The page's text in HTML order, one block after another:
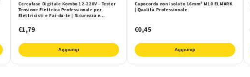
Cercafase Digitale Kombo 12-220V - Tester
Tensione Elettrica Professionale per
Elettricisti e Fai-da-te | Sicurezza e
€1,79
Aggiungi
Capocorda non isolato 16mm² M10 ELMARK
| Qualità Professionale
€0,45
Aggiungi